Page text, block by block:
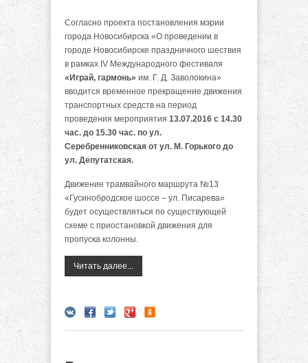
Согласно проекта постановления мэрии
города Новосибирска «О проведении в
городе Новосибирске праздничного шествия
в рамках IV Международного фестиваля
«Играй, гармонь» им. Г. Д. Заволокина»
вводится временное прекращение движения
транспортных средств на период
проведения мероприятия 13.07.2016 с 14.30
час. до 15.30 час. по ул.
Серебренниковская от ул. М. Горького до
ул. Депутатская.
Движение трамвайного маршрута №13
«Гусинобродское шоссе – ул. Писарева»
будет осуществляться по существующей
схеме с приостановкой движения для
пропуска колонны.
Читать далее...